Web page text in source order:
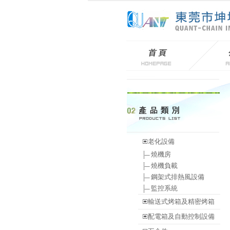
老化設備
燒機房
燒機負載
鋼架式排熱風設備
監控系統
輸送式烤箱及精密烤箱
配電箱及自動控制設備